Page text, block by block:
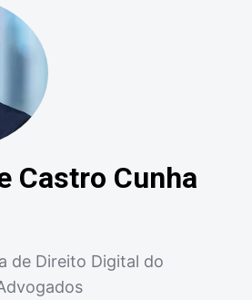
Castro Cunha
de Direito Digital do